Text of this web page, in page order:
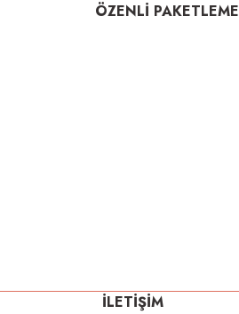
ÖZENLİ PAKETLEME
İLETİŞİM